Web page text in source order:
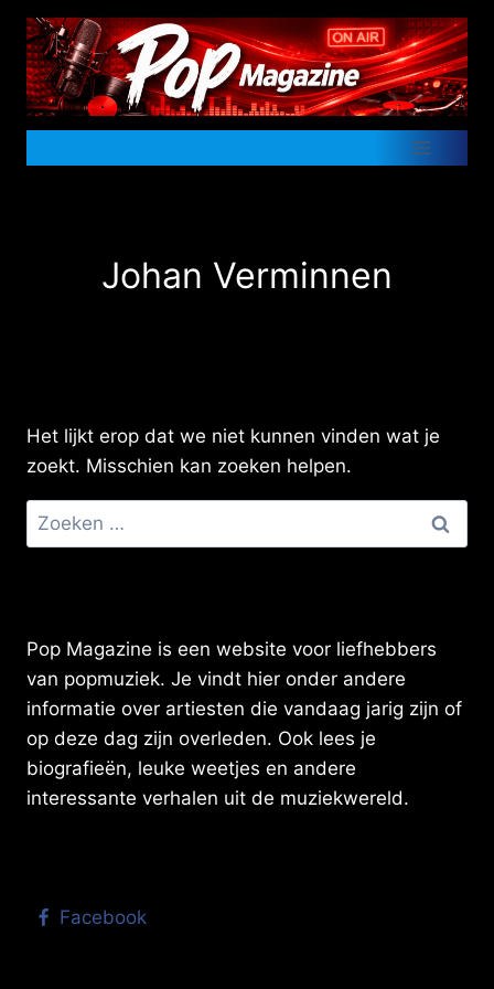
Doorgaan
naar
inhoud
Johan Verminnen
Het lijkt erop dat we niet kunnen vinden wat je
zoekt. Misschien kan zoeken helpen.
Zoeken
naar:
Pop Magazine is een website voor liefhebbers
van popmuziek. Je vindt hier onder andere
informatie over artiesten die vandaag jarig zijn of
op deze dag zijn overleden. Ook lees je
biografieën, leuke weetjes en andere
interessante verhalen uit de muziekwereld.
Facebook